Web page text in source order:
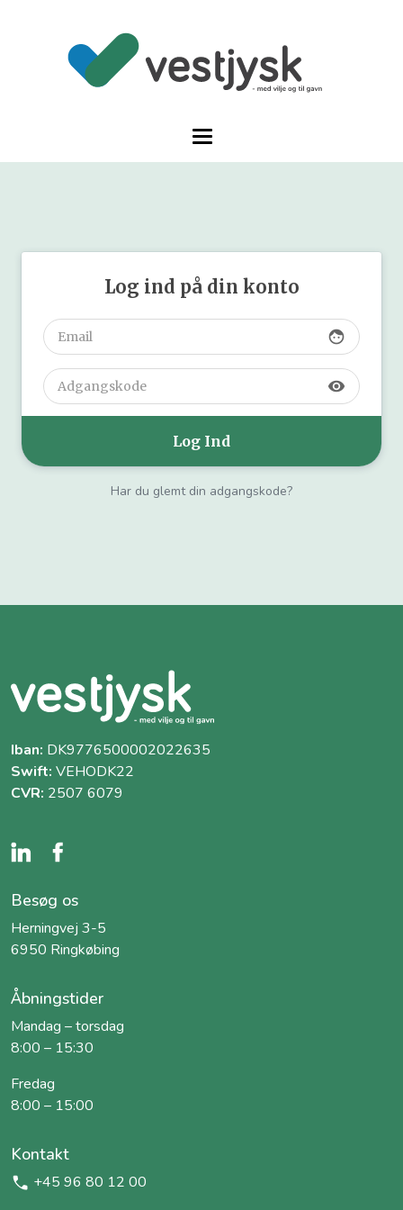
Log ind på din konto
face
visibility
Har du glemt din adgangskode?
Iban: DK9776500002022635
Swift: VEHODK22
CVR: 2507 6079
Besøg os
Herningvej 3-5
6950 Ringkøbing
Åbningstider
Mandag – torsdag
8:00 – 15:30
Fredag
8:00 – 15:00
Kontakt
+45 96 80 12 00